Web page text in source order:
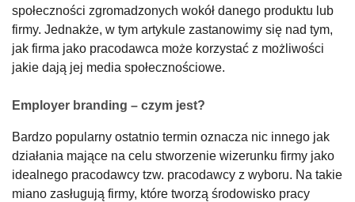
społeczności zgromadzonych wokół danego produktu lub
firmy. Jednakże, w tym artykule zastanowimy się nad tym,
jak firma jako pracodawca może korzystać z możliwości
jakie dają jej media społecznościowe.
Employer branding – czym jest?
Bardzo popularny ostatnio termin oznacza nic innego jak
działania mające na celu stworzenie wizerunku firmy jako
idealnego pracodawcy tzw. pracodawcy z wyboru. Na takie
miano zasługują firmy, które tworzą środowisko pracy